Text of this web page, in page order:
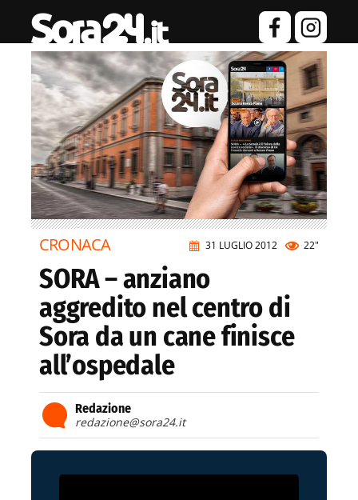
31 LUGLIO 2012 22"
CRONACA
SORA – anziano
aggredito nel centro di
Sora da un cane finisce
all’ospedale
Redazione
redazione@sora24.it